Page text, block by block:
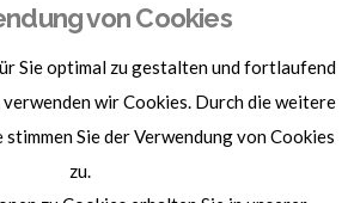
Sachspenden und weitere
hier klicken.
von Cookies
Sie optimal zu gestalten und fortlaufend
verwenden wir Cookies. Durch die weitere
Sie der Verwendung von Cookies
zu.